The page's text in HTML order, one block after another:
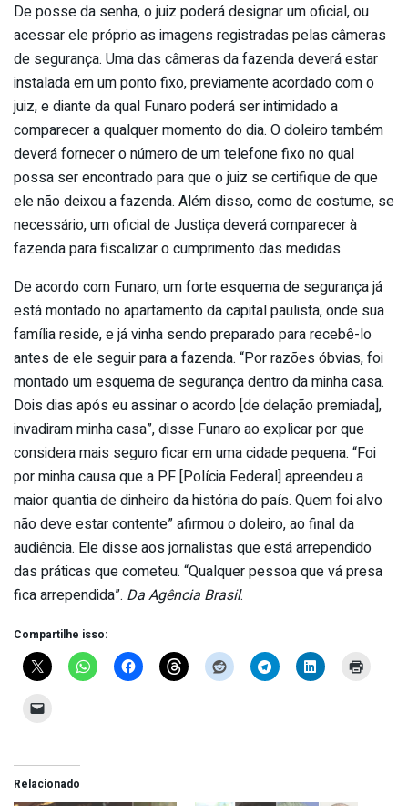
De posse da senha, o juiz poderá designar um oficial, ou
acessar ele próprio as imagens registradas pelas câmeras
de segurança. Uma das câmeras da fazenda deverá estar
instalada em um ponto fixo, previamente acordado com o
juiz, e diante da qual Funaro poderá ser intimidado a
comparecer a qualquer momento do dia. O doleiro também
deverá fornecer o número de um telefone fixo no qual
possa ser encontrado para que o juiz se certifique de que
ele não deixou a fazenda. Além disso, como de costume, se
necessário, um oficial de Justiça deverá comparecer à
fazenda para fiscalizar o cumprimento das medidas.
De acordo com Funaro, um forte esquema de segurança já
está montado no apartamento da capital paulista, onde sua
família reside, e já vinha sendo preparado para recebê-lo
antes de ele seguir para a fazenda. “Por razões óbvias, foi
montado um esquema de segurança dentro da minha casa.
Dois dias após eu assinar o acordo [de delação premiada],
invadiram minha casa”, disse Funaro ao explicar por que
considera mais seguro ficar em uma cidade pequena. “Foi
por minha causa que a PF [Polícia Federal] apreendeu a
maior quantia de dinheiro da história do país. Quem foi alvo
não deve estar contente” afirmou o doleiro, ao final da
audiência. Ele disse aos jornalistas que está arrependido
das práticas que cometeu. “Qualquer pessoa que vá presa
fica arrependida”. Da Agência Brasil.
Compartilhe isso:
Relacionado